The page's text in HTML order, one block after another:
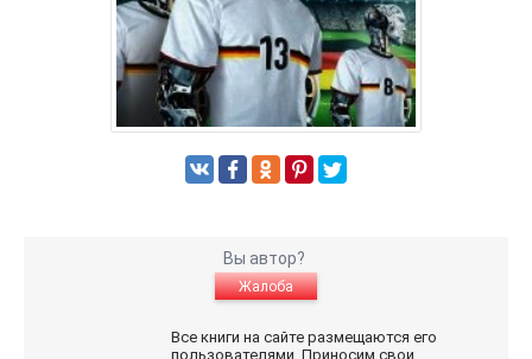
Вы автор?
Жалоба
Все книги на сайте размещаются его
пользователями. Приносим свои